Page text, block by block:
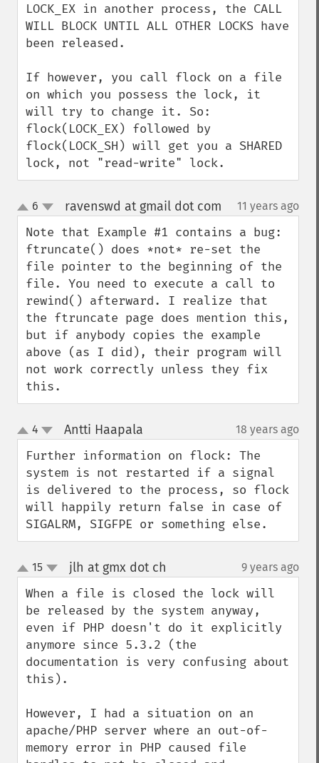
LOCK_EX in another process, the CALL
WILL BLOCK UNTIL ALL OTHER LOCKS have
been released.
If however, you call flock on a file
on which you possess the lock, it
will try to change it. So:
flock(LOCK_EX) followed by
flock(LOCK_SH) will get you a SHARED
lock, not "read-write" lock.
up
down
6 ravenswd at gmail dot com 11 years ago
Note that Example #1 contains a bug:
ftruncate() does *not* re-set the
file pointer to the beginning of the
file. You need to execute a call to
rewind() afterward. I realize that
the ftruncate page does mention this,
but if anybody copies the example
above (as I did), their program will
not work correctly unless they fix
this.
up
down
4 Antti Haapala 18 years ago
Further information on flock: The
system is not restarted if a signal
is delivered to the process, so flock
will happily return false in case of
SIGALRM, SIGFPE or something else.
up
down
15 jlh at gmx dot ch 9 years ago
When a file is closed the lock will
be released by the system anyway,
even if PHP doesn't do it explicitly
anymore since 5.3.2 (the
documentation is very confusing about
this).
However, I had a situation on an
apache/PHP server where an out-of-
memory error in PHP caused file